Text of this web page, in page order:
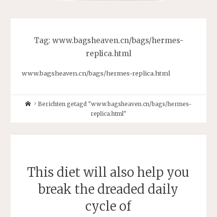
Tag: www.bagsheaven.cn/bags/hermes-
replica.html
www.bagsheaven.cn/bags/hermes-replica.html
HomeBerichten getagd "www.bagsheaven.cn/bags/hermes-
replica.html"
This diet will also help you
break the dreaded daily
cycle of